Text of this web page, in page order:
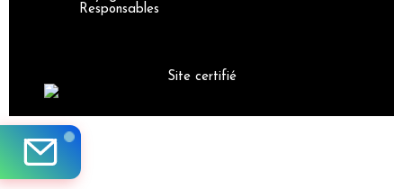
Responsables
Site certifié